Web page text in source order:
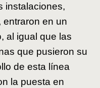
instalaciones,
en un
al igual que las
que pusieron su
de esta línea
la puesta en